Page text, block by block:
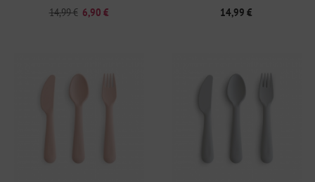
14,99 € 6,90 € 14,99 €